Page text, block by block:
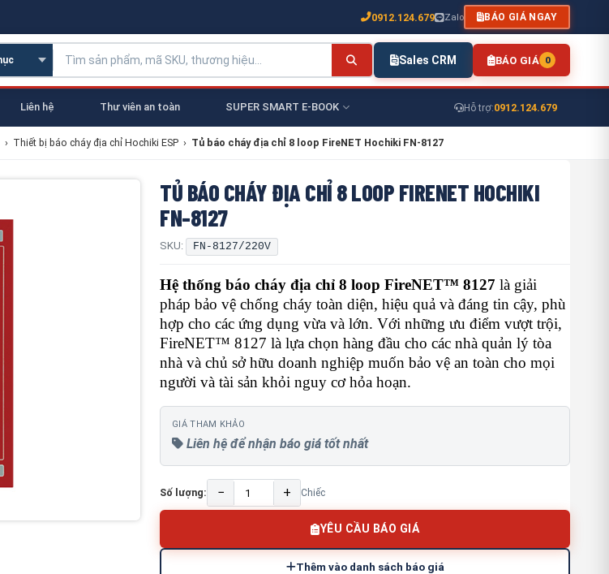
0912.124.679 Zalo BÁO GIÁ NGAY
Sales CRM BÁO GIÁ 0
Liên hệ Thư viên an toàn SUPER SMART E-BOOK Hỗ trợ:0912.124.679
› Thiết bị báo cháy địa chỉ Hochiki ESP › Tủ báo cháy địa chỉ 8 loop FireNET Hochiki FN-8127
TỦ BÁO CHÁY ĐỊA CHỈ 8 LOOP FIRENET HOCHIKI
FN-8127
SKU: FN-8127/220V
Hệ thống báo cháy địa chỉ 8 loop FireNET™ 8127 là giải
pháp bảo vệ chống cháy toàn diện, hiệu quả và đáng tin cậy, phù
hợp cho các ứng dụng vừa và lớn. Với những ưu điểm vượt trội,
FireNET™ 8127 là lựa chọn hàng đầu cho các nhà quản lý tòa
nhà và chủ sở hữu doanh nghiệp muốn bảo vệ an toàn cho mọi
người và tài sản khỏi nguy cơ hỏa hoạn.
GIÁ THAM KHẢO
Liên hệ để nhận báo giá tốt nhất
Số lượng: − + Chiếc
YÊU CẦU BÁO GIÁ
Thêm vào danh sách báo giá